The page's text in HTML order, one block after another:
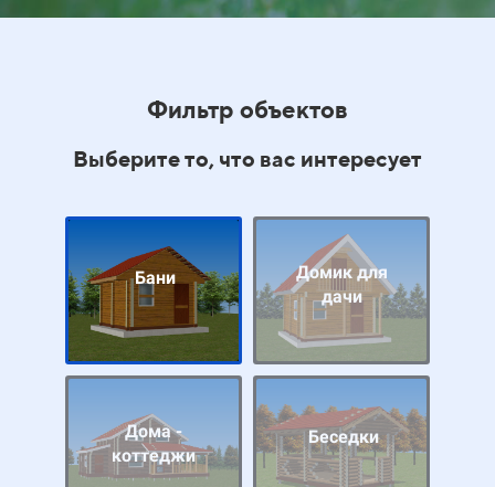
Фильтр объектов
Выберите то, что вас интересует
Бани
Домик для
дачи
Дома -
коттеджи
Беседки